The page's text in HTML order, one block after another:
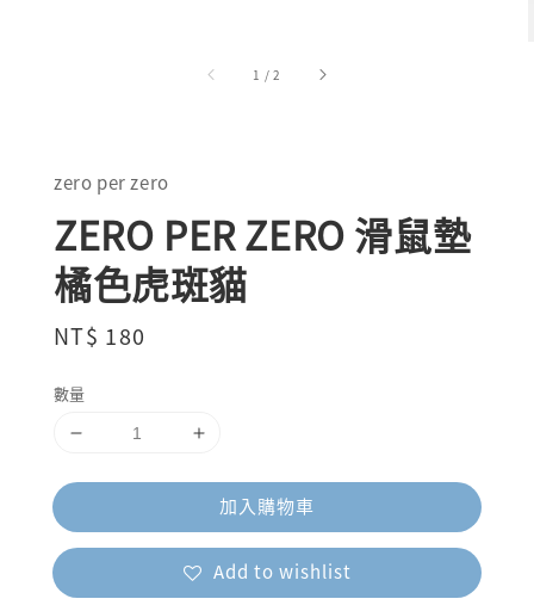
1 /2
zero per zero
ZERO PER ZERO 滑鼠墊
橘色虎斑貓
Regular
NT$ 180
數量
加入購物車
Add to wishlist